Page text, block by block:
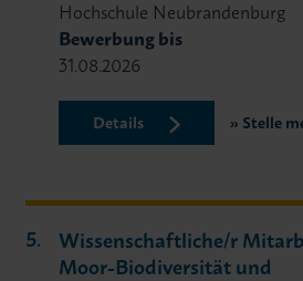
Hochschule Neubrandenburg
Bewerbung bis
31.08.2026
Details Stelle
Wissenschaftliche/r
Moor-Biodiversität und